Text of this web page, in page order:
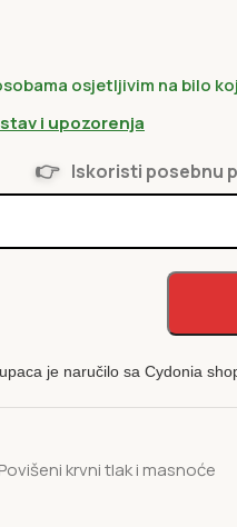
osjetljivim na bilo
i upozorenja
👉 Iskoristi posebnu
je naručilo sa Cydonia
Povišeni krvni tlak i masnoće